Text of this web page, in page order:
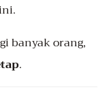
banyak orang,
.